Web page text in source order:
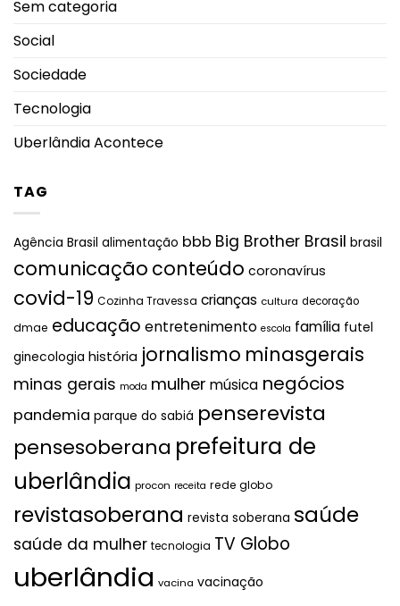
Sem categoria
Social
Sociedade
Tecnologia
Uberlândia Acontece
TAG
Agência Brasil alimentação bbb Big Brother Brasil brasil
comunicação conteúdo coronavírus
covid-19 Cozinha Travessa crianças cultura decoração
dmae educação entretenimento escola família futel
ginecologia história jornalismo minasgerais
minas gerais moda mulher música negócios
pandemia parque do sabiá penserevista
pensesoberana prefeitura de
uberlândia procon receita rede globo
revistasoberana revista soberana saúde
saúde da mulher tecnologia TV Globo
uberlândia vacina vacinação